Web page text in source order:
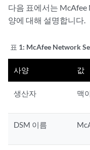
다음 표에서는
양에 대해 설명합니다.
표 1: McAfee Network
사양 값
생산자 맥
DSM 이름